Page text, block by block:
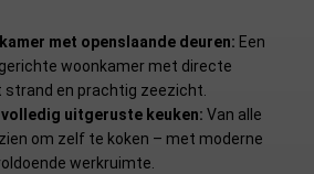
met openslaande deuren: Een
woonkamer met directe
en prachtig zeezicht.
uitgeruste keuken: Van alle
om zelf te koken – met moderne
werkruimte.